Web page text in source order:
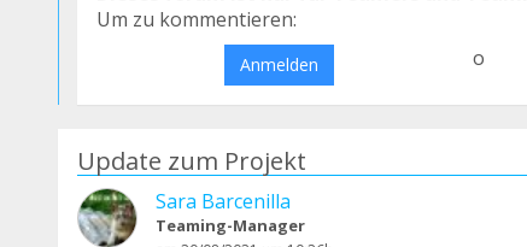
Um zu kommentieren:
Anmelden o
Update zum Projekt
Sara Barcenilla
Teaming-Manager